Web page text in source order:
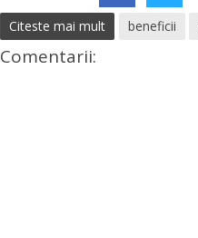
Citeste mai mult beneficii
Comentarii: